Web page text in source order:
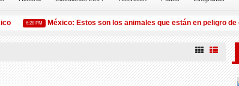
6:28 PM México: Estos son los animales que están en peligro de